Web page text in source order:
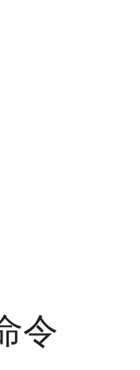
令